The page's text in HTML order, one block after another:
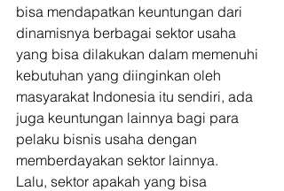
bisa mendapatkan keuntungan dari
dinamisnya berbagai sektor usaha
yang bisa dilakukan dalam memenuhi
kebutuhan yang diinginkan oleh
masyarakat Indonesia itu sendiri, ada
juga keuntungan lainnya bagi para
pelaku bisnis usaha dengan
memberdayakan sektor lainnya.
Lalu, sektor apakah yang bisa